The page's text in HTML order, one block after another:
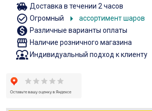
toys Доставка в течении 2 часов
check_circle_outline Огромный arrow_right ассортимент шаров
monetization_on Различные варианты оплаты
storefront Наличие розничного магазина
diversity_1Индивидуальный подход к клиенту